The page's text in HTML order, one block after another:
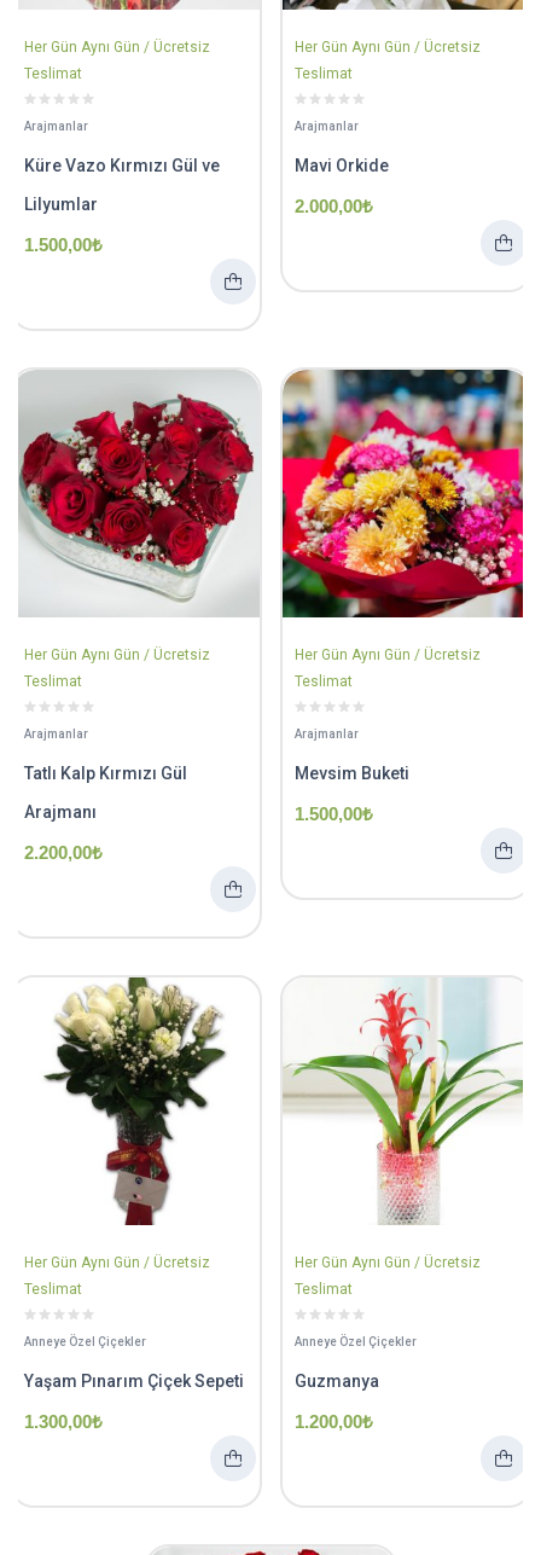
Her Gün Aynı Gün / Ücretsiz
Teslimat
Arajmanlar
Küre Vazo Kırmızı Gül ve
Lilyumlar
1.500,00₺
Her Gün Aynı Gün / Ücretsiz
Teslimat
Arajmanlar
Mavi Orkide
2.000,00₺
Her Gün Aynı Gün / Ücretsiz
Teslimat
Arajmanlar
Tatlı Kalp Kırmızı Gül
Arajmanı
2.200,00₺
Her Gün Aynı Gün / Ücretsiz
Teslimat
Arajmanlar
Mevsim Buketi
1.500,00₺
Her Gün Aynı Gün / Ücretsiz
Teslimat
Anneye Özel Çiçekler
Yaşam Pınarım Çiçek Sepeti
1.300,00₺
Her Gün Aynı Gün / Ücretsiz
Teslimat
Anneye Özel Çiçekler
Guzmanya
1.200,00₺